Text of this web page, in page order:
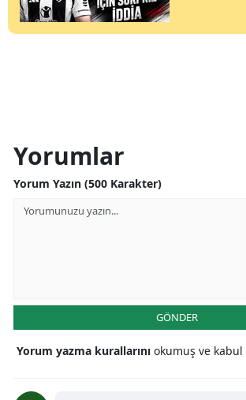
Yorumlar
Yorum Yazın (500 Karakter)
GÖNDER
Yorum yazma kurallarını okumuş ve kabul